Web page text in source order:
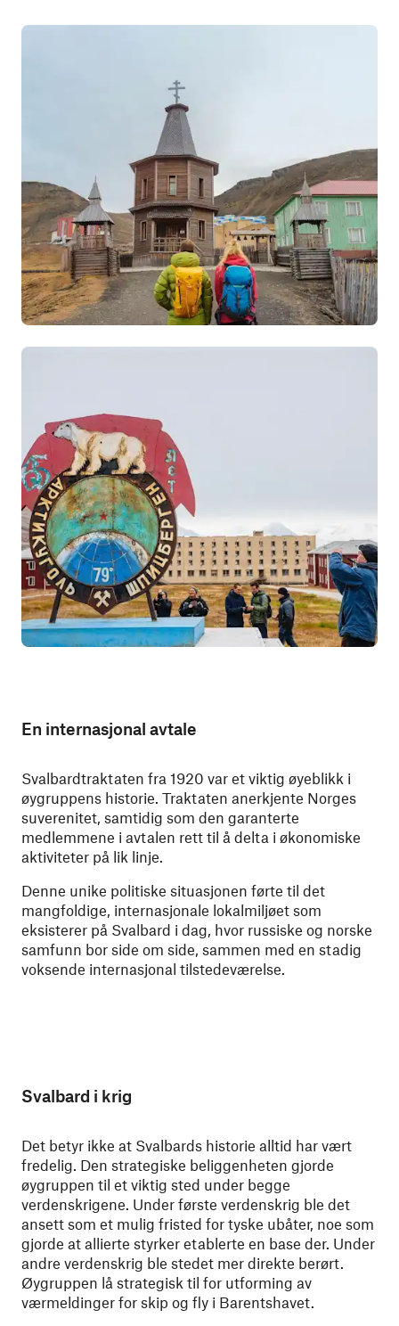
En internasjonal avtale
Svalbardtraktaten fra 1920 var et viktig øyeblikk i
øygruppens historie. Traktaten anerkjente Norges
suverenitet, samtidig som den garanterte
medlemmene i avtalen rett til å delta i økonomiske
aktiviteter på lik linje.
Denne unike politiske situasjonen førte til det
mangfoldige, internasjonale lokalmiljøet som
eksisterer på Svalbard i dag, hvor russiske og norske
samfunn bor side om side, sammen med en stadig
voksende internasjonal tilstedeværelse.
Svalbard i krig
Det betyr ikke at Svalbards historie alltid har vært
fredelig. Den strategiske beliggenheten gjorde
øygruppen til et viktig sted under begge
verdenskrigene. Under første verdenskrig ble det
ansett som et mulig fristed for tyske ubåter, noe som
gjorde at allierte styrker etablerte en base der. Under
andre verdenskrig ble stedet mer direkte berørt.
Øygruppen lå strategisk til for utforming av
værmeldinger for skip og fly i Barentshavet.